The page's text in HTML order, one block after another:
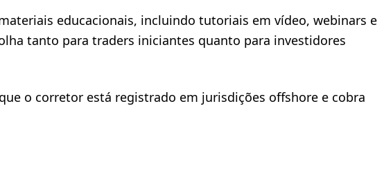
educacionais, incluindo tutoriais em vídeo, webinars e
tanto para traders iniciantes quanto para investidores
o corretor está registrado em jurisdições offshore e cobra